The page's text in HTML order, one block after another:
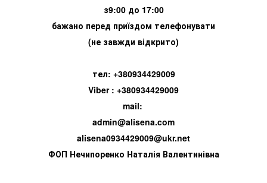
з9:00 до 17:00
бажано перед приїздом телефонувати
(не завжди відкрито)
тел: +380934429009
Viber : +380934429009
mail:
admin@alisena.com
alisena0934429009@ukr.net
ФОП Нечипоренко Наталія Валентинівна